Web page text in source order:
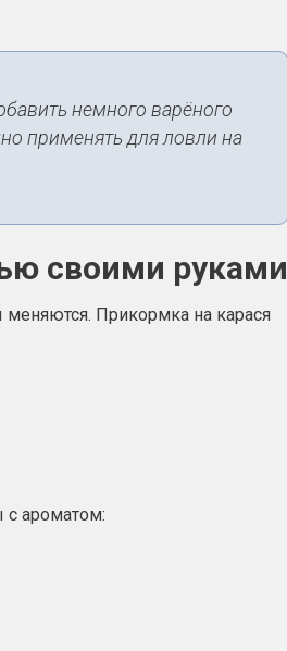
немного варёного
применять для ловли на
своими руками
Прикормка на карася
с ароматом: